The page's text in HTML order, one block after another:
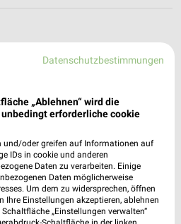
Datenschutzbestimmungen
„Ablehnen“ wird die
erforderliche cookie
und/oder greifen auf Informationen auf
IDs in cookie und anderen
Daten zu verarbeiten. Einige
Daten möglicherweise
Um dem zu widersprechen, öffnen
Ihre Einstellungen akzeptieren, ablehnen
„Einstellungen verwalten“